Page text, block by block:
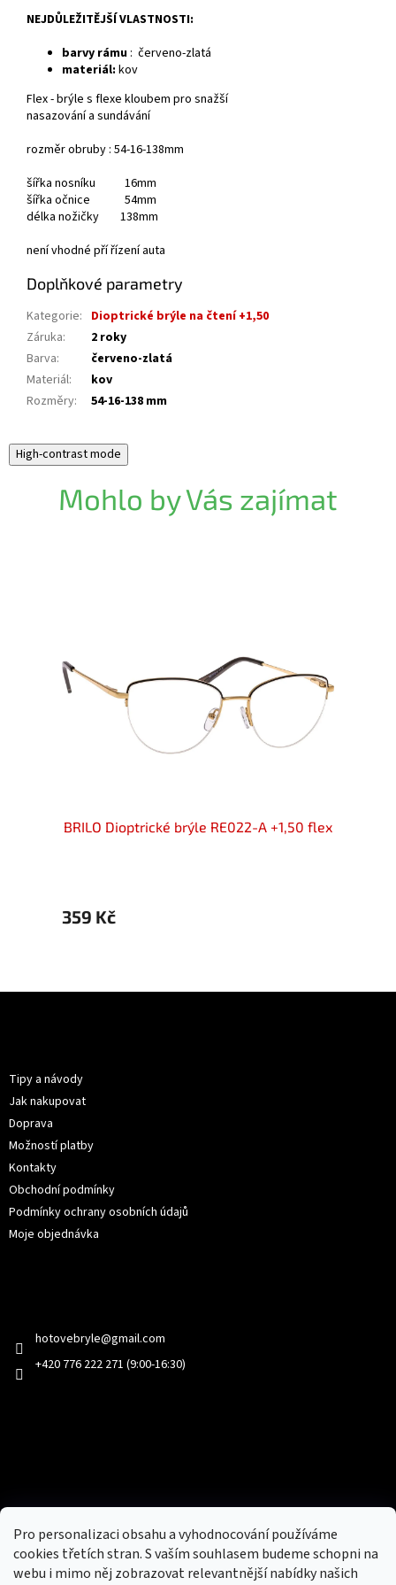
Pro personalizaci obsahu a vyhodnocování používáme
cookies třetích stran. S vaším souhlasem budeme schopni na
webu i mimo něj zobrazovat relevantnější nabídky našich
NEJDŮLEŽITĚJŠÍ VLASTNOSTI:
barvy rámu : červeno-zlatá
materiál: kov
Flex - brýle s flexe kloubem pro snažší
nasazování a sundávání
rozměr obruby : 54-16-138mm
šířka nosníku 16mm
šířka očnice 54mm
délka nožičky 138mm
není vhodné pří řízení auta
Doplňkové parametry
Kategorie: Dioptrické brýle na čtení +1,50
Záruka:
2 roky
Barva:
červeno-zlatá
Materiál:
kov
Rozměry: 54-16-138 mm
High-contrast mode
Mohlo by Vás zajímat
BRILO Dioptrické brýle RE022-A +1,50 flex
359 Kč
Tipy a návody
Jak nakupovat
Doprava
Možností platby
Kontakty
Obchodní podmínky
Podmínky ochrany osobních údajů
Moje objednávka
hotovebryle@gmail.com
+420 776 222 271 (9:00-16:30)